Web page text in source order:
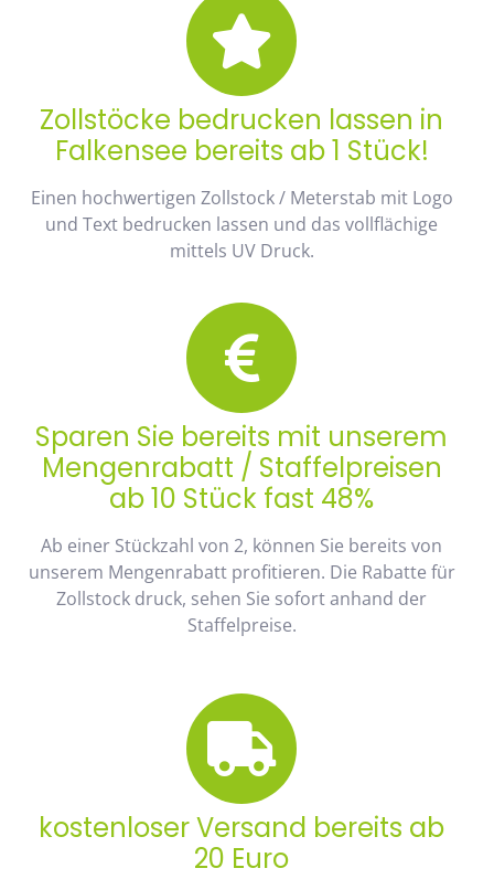
Zollstöcke bedrucken lassen in
Falkensee bereits ab 1 Stück!
Einen hochwertigen Zollstock / Meterstab mit Logo
und Text bedrucken lassen und das vollflächige
mittels UV Druck.
Sparen Sie bereits mit unserem
Mengenrabatt / Staffelpreisen
ab 10 Stück fast 48%
Ab einer Stückzahl von 2, können Sie bereits von
unserem Mengenrabatt profitieren. Die Rabatte für
Zollstock druck, sehen Sie sofort anhand der
Staffelpreise.
kostenloser Versand bereits ab
20 Euro